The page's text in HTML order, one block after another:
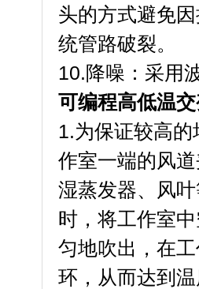
头的方式避免
统管路破裂。
10.降噪：采用
可编程高低温
1.为保证较高
作室一端的风
湿蒸发器、风
时，将工作室
匀地吹出，在
环，从而达到